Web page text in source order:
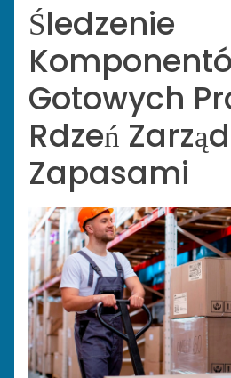
Śledzenie
Gotowych
Rdzeń
Zapasami